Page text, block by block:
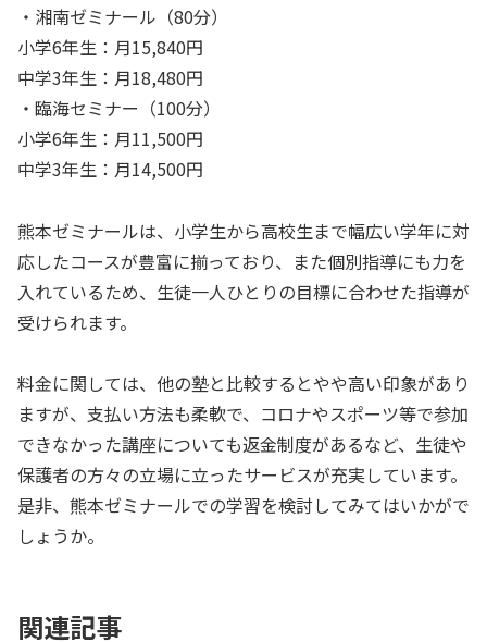
・湘南ゼミナール（80分）
小学6年生：月15,840円
中学3年生：月18,480円
・臨海セミナー（100分）
小学6年生：月11,500円
中学3年生：月14,500円
熊本ゼミナールは、小学生から高校生まで幅広い学年に対
応したコースが豊富に揃っており、また個別指導にも力を
入れているため、生徒一人ひとりの目標に合わせた指導が
受けられます。
料金に関しては、他の塾と比較するとやや高い印象があり
ますが、支払い方法も柔軟で、コロナやスポーツ等で参加
できなかった講座についても返金制度があるなど、生徒や
保護者の方々の立場に立ったサービスが充実しています。
是非、熊本ゼミナールでの学習を検討してみてはいかがで
しょうか。
関連記事